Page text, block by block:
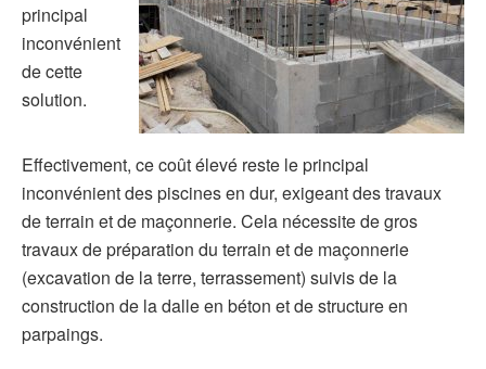
principal
inconvénient
de cette
solution.
Effectivement, ce coût élevé reste le principal
inconvénient des piscines en dur, exigeant des travaux
de terrain et de maçonnerie. Cela nécessite de gros
travaux de préparation du terrain et de maçonnerie
(excavation de la terre, terrassement) suivis de la
construction de la dalle en béton et de structure en
parpaings.